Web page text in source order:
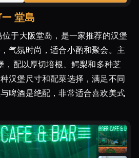
ー
｜
オ
サ
カ
マ
ニ
Osaka
Metro
が
堂島
于大阪堂岛，是一家推荐的汉堡
气氛时尚，适合小酌和聚会。主
，配以厚切培根、鳄梨和多种芝
汉堡尺寸和配菜选择，满足不同
啤酒是绝配，非常适合喜欢美式